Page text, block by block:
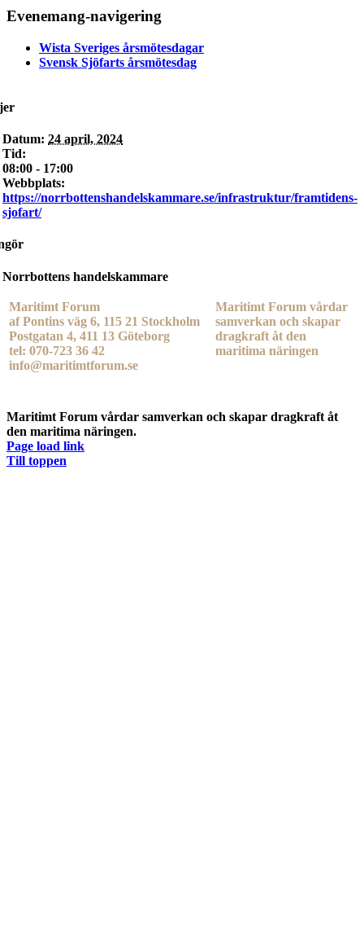
Evenemang-navigering
Wista Sveriges årsmötesdagar
Svensk Sjöfarts årsmötesdag
Datum: 24 april, 2024
Tid:
08:00 - 17:00
Webbplats:
https://norrbottenshandelskammare.se/infrastruktur/framtidens-
sjofart/
Norrbottens handelskammare
Maritimt Forum
af Pontins väg 6, 115 21 Stockholm
Postgatan 4, 411 13 Göteborg
tel: 070-723 36 42
info@maritimtforum.se
Maritimt Forum vårdar
samverkan och skapar
dragkraft åt den
maritima näringen
Maritimt Forum vårdar samverkan och skapar dragkraft åt
den maritima näringen.
Page load link
Till toppen